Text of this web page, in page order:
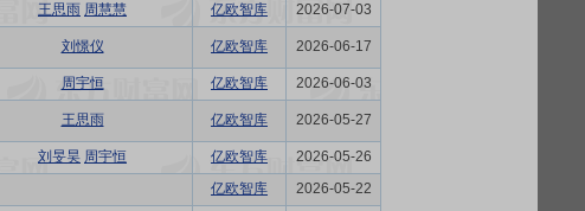
王思雨 周慧慧 亿欧智库 2026-07-03
刘憬仪 亿欧智库 2026-06-17
周宇恒 亿欧智库 2026-06-03
王思雨 亿欧智库 2026-05-27
刘旻昊 周宇恒 亿欧智库
2026-05-26
亿欧智库
2026-05-22